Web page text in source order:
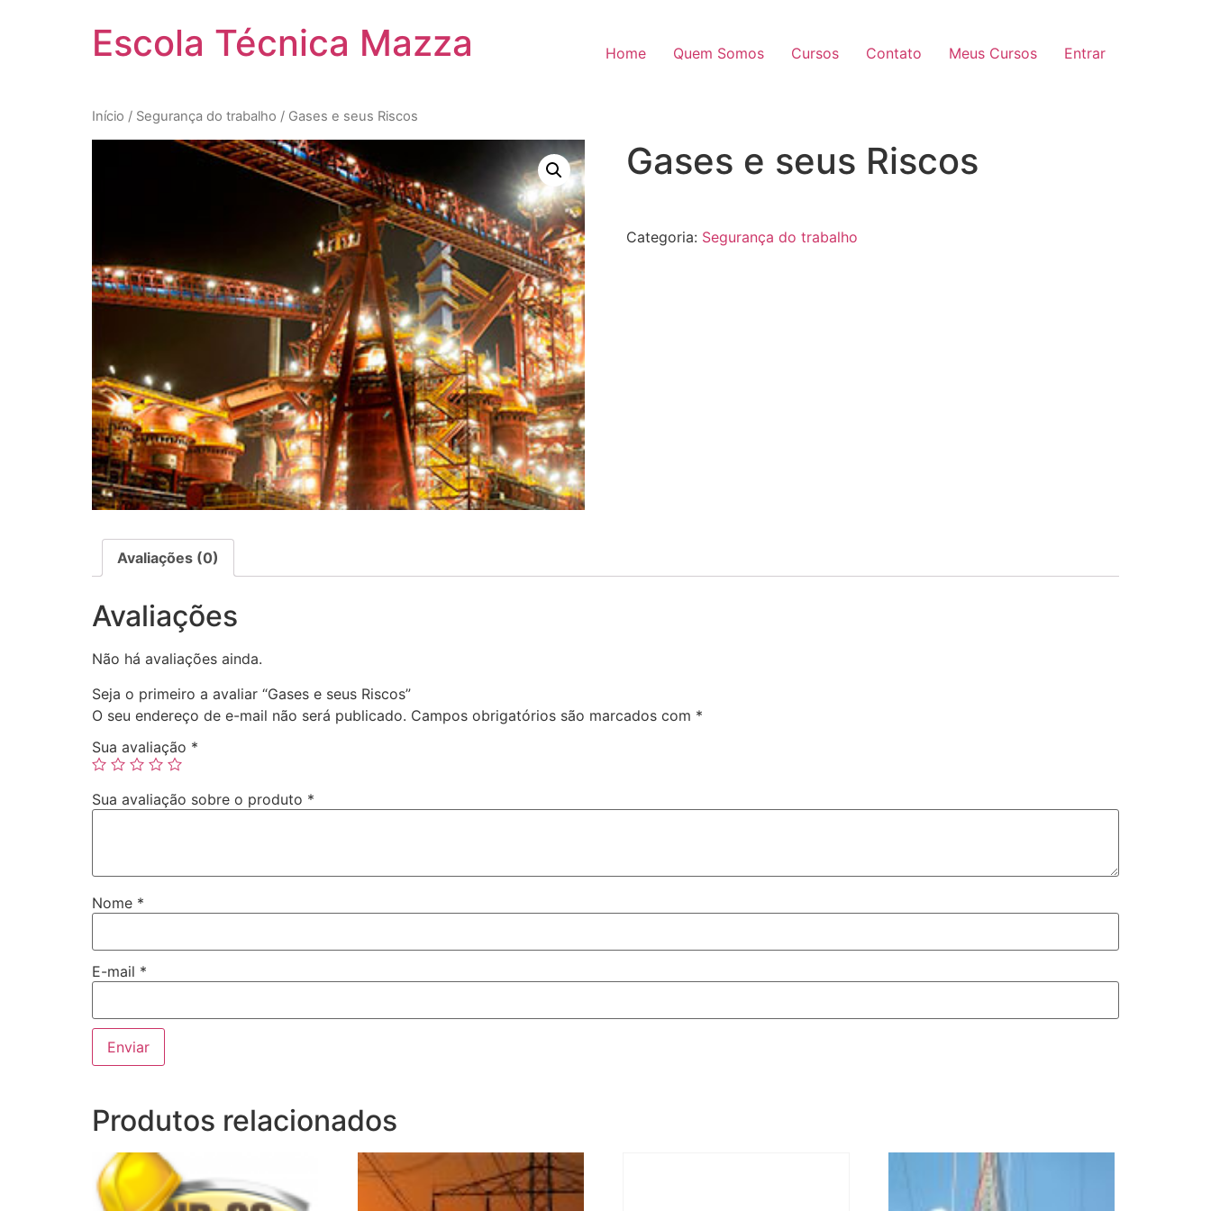
Escola Técnica Mazza Home Quem Somos Cursos Contato Meus Cursos Entrar
Início / Segurança do trabalho / Gases e seus Riscos
Gases e seus Riscos
Categoria: Segurança do trabalho
Avaliações (0)
Avaliações
Não há avaliações ainda.
Seja o primeiro a avaliar “Gases e seus Riscos”
O seu endereço de e-mail não será publicado. Campos obrigatórios são marcados com *
Sua avaliação *
Sua avaliação sobre o produto *
Nome *
E-mail *
Produtos relacionados